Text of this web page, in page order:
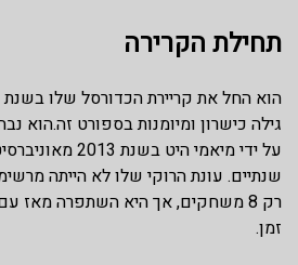
תחילת הקרירה
על ידי מיאמי היט
שנתיים. עונת הרוקי שלו לא הייתה
רק 8 משחקים, אך היא השתפרה מאז
זמן.